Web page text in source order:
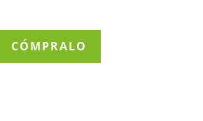
CÓMPRALO